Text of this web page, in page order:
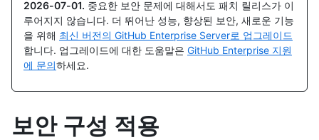
2026-07-01. 중요한 보안 문제에 대해서도 패치 릴리스가 이
루어지지 않습니다. 더 뛰어난 성능, 향상된 보안, 새로운 기능
을 위해 최신 버전의 GitHub Enterprise Server로 업그레이드
합니다. 업그레이드에 대한 도움말은 GitHub Enterprise 지원
에 문의하세요.
보안 구성 적용